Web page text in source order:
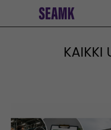
KAIKKI